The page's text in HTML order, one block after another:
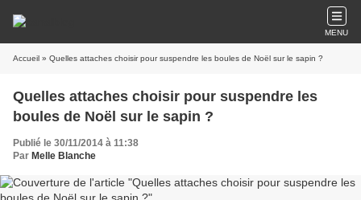
MENU
Accueil » Quelles attaches choisir pour suspendre les boules de Noël sur le sapin ?
Quelles attaches choisir pour suspendre les
boules de Noël sur le sapin ?
Publié le 30/11/2014 à 11:38
Par Melle Blanche